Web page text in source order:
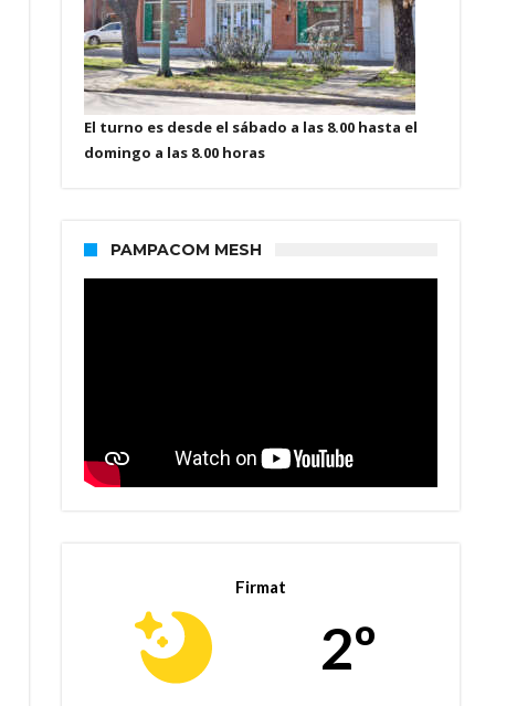
El turno es desde el sábado a las 8.00 hasta el
domingo a las 8.00 horas
PAMPACOM MESH
Firmat
2º